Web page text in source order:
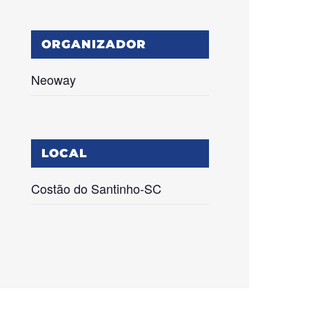
ORGANIZADOR
Neoway
LOCAL
Costão do Santinho-SC